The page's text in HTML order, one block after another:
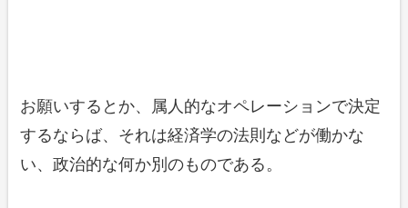
お願いするとか、属人的なオペレーションで決定
するならば、それは経済学の法則などが働かな
い、政治的な何か別のものである。